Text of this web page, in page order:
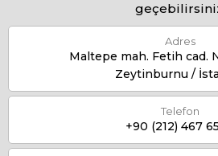
Adres
Maltepe mah. Fetih cad.
Zeytinburnu /
Telefon
+90 (212) 467